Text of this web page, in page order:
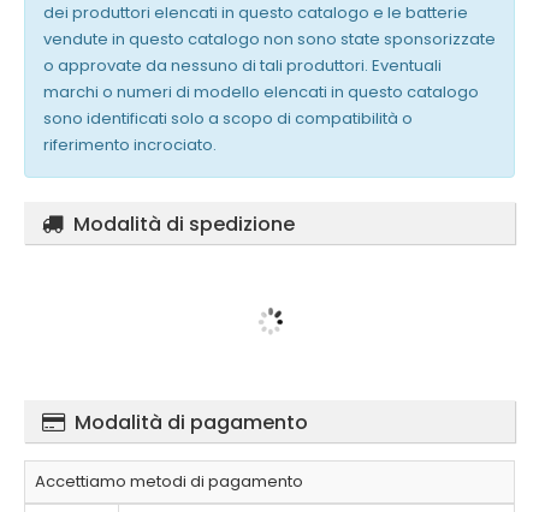
dei produttori elencati in questo catalogo e le batterie
vendute in questo catalogo non sono state sponsorizzate
o approvate da nessuno di tali produttori. Eventuali
marchi o numeri di modello elencati in questo catalogo
sono identificati solo a scopo di compatibilità o
riferimento incrociato.
Modalità di spedizione
Modalità di pagamento
Accettiamo metodi di pagamento